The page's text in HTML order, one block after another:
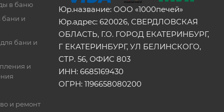
в баню
бани и
бани и
и
и ремонт
Юр.название: ООО «1000печей»
Юр.адрес: 620026, СВЕРДЛОВСКАЯ
ОБЛАСТЬ, Г.О. ГОРОД ЕКАТЕРИНБУРГ,
Г ЕКАТЕРИНБУРГ, УЛ БЕЛИНСКОГО,
СТР. 56, ОФИС 803
ИНН: 6685169430
ОГРН: 1196658080200